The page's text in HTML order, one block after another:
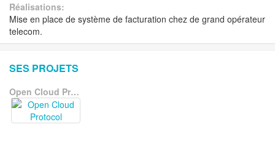
Réalisations:
Mise en place de système de facturation chez de grand opérateur
telecom.
SES PROJETS
Open Cloud Protocol